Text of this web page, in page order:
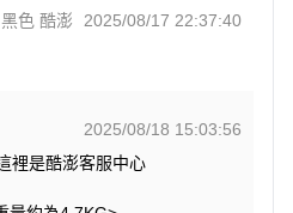
色 酷澎
2025/08/17 22:37:40
2025/08/18 15:03:56
裡是酷澎客服中心